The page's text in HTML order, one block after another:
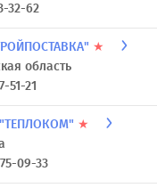
32-62
★
область
51-21
★
09-33